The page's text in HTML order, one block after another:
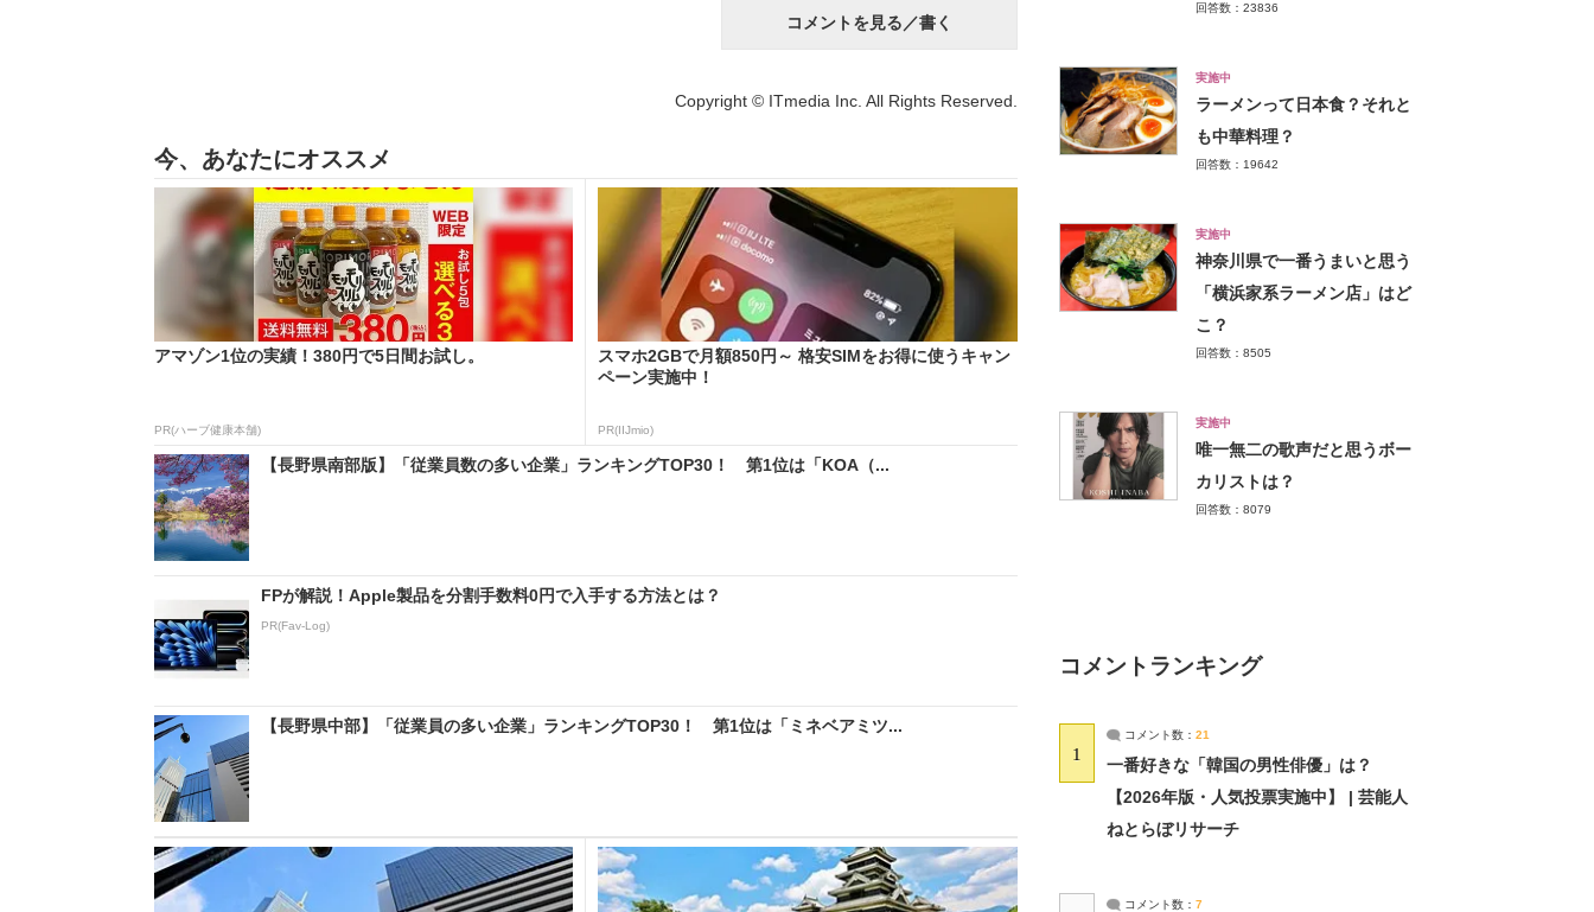
コメントを見る／書く
Copyright © ITmedia Inc. All Rights Reserved.
今、あなたにオススメ
アマゾン1位の実績！380円で5日間お試し。
PR(ハーブ健康本舗)
スマホ2GBで月額850円～ 格安SIMをお得に使うキャン
ペーン実施中！
PR(IIJmio)
【長野県南部版】「従業員数の多い企業」ランキングTOP30！ 第1位は「KOA（...
FPが解説！Apple製品を分割手数料0円で入手する方法とは？
PR(Fav-Log)
【長野県中部】「従業員の多い企業」ランキングTOP30！ 第1位は「ミネベアミツ...
回答数：23836
実施中
ラーメンって日本食？それと
も中華料理？
回答数：19642
実施中
神奈川県で一番うまいと思う
「横浜家系ラーメン店」はど
こ？
回答数：8505
実施中
唯一無二の歌声だと思うボー
カリストは？
回答数：8079
コメントランキング
1
コメント数： 21
一番好きな「韓国の男性俳優」は？
【2026年版・人気投票実施中】 | 芸能人
ねとらぼリサーチ
コメント数： 7